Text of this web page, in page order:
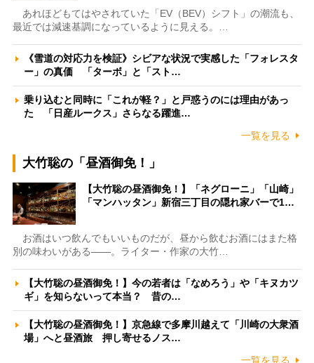
あれほどもてはやされていた「EV（BEV）シフト」の潮流も、
最近では減速基調になっているように見える。…
《雪道の対応力を検証》シビアな状況で実感した「フォレスタ
ー」の真価 「ターボ」と「スト…
乗り込むと同時に「これが軽？」と戸惑うのには理由があっ
た 「日産ルークス」さらなる躍進…
一覧を見る
大竹聡の「昼酒御免！」
【大竹聡の昼酒御免！】「ネグローニ」「山崎」
「マンハッタン」新宿三丁目の隠れ家バーで1…
お酒はいつ飲んでもいいものだが、昼から飲むお酒にはまた格
別の味わいがある――。ライター・作家の大竹…
【大竹聡の昼酒御免！】今の若者は「なめろう」や「キヌカツ
ギ」を知らないって本当？ 昔の…
【大竹聡の昼酒御免！】京急線で多摩川越えて「川崎の大衆酒
場」へと昼酒旅 押し寄せるノス…
一覧を見る